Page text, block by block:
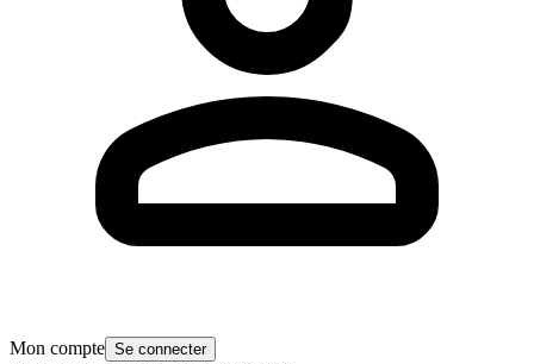
Mon compte Se connecter